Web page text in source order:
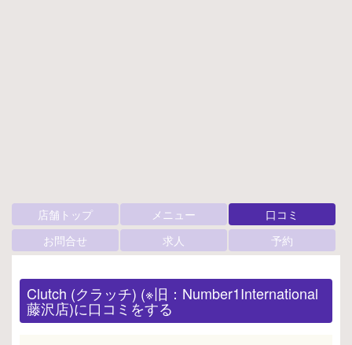
店舗トップ メニュー
口コミ
お問合せ
求人 予約
Clutch (クラッチ) (※旧：Number1International
藤沢店)に口コミをする